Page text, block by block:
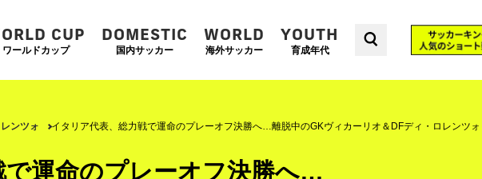
CUP
ワールドカップ
DOMESTIC
国内サッカー
WORLD
海外サッカー
YOUTH
育成年代
ンツォ イタリア代表、総力戦で運命のプレーオフ決勝へ…離脱中のGKヴィカーリオ＆DFディ・ロレンツォ
で運命のプレーオフ決勝へ…